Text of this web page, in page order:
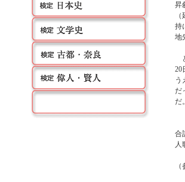
昇
持
地
20
う
だ
だ
合
人